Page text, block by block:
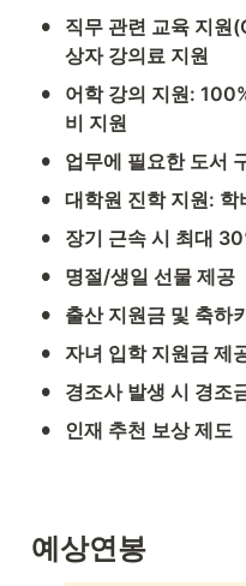
•
직무 관련 교육 지원
상자 강의료 지원
•
어학 강의 지원:
비 지원
• 업무에 필요한 도서
• 대학원 진학 지원:
• 장기 근속 시 최대
• 명절/생일 선물 제공
• 출산 지원금 및 축하
• 자녀 입학 지원금 제
• 경조사 발생 시 경조
• 인재 추천 보상 제도
예상연봉